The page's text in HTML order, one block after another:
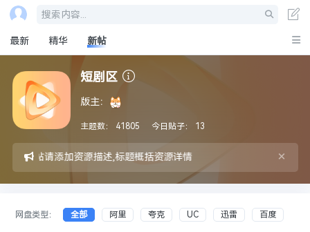
搜索内容...
最新 精华 新帖
短剧区
版主：
主题数： 41805 今日贴子： 13
发帖请添加资源描述,标题概括资源详情 ×
网盘类型： 全部 阿里 夸克 UC 迅雷 百度